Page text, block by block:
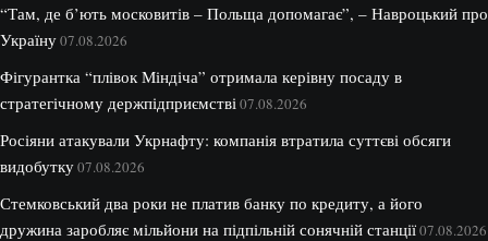
“Там, де б’ють московитів – Польща допомагає”, – Навроцький про
Україну07.08.2026
Фігурантка “плівок Міндіча” отримала керівну посаду в
стратегічному держпідприємстві 07.08.2026
Росіяни атакували Укрнафту: компанія втратила суттєві обсяги
видобутку07.08.2026
Стемковський два роки не платив банку по кредиту, а його
дружина заробляє мільйони на підпільній сонячній станції07.08.2026